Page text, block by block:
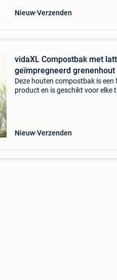
Nieuw Verzenden
vidaXL Compostbak met
geïmpregneerd grenenhout
Deze houten compostbak is
product en is geschikt voor elke
Nieuw Verzenden